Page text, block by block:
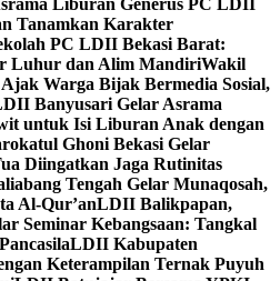
Liburan Generus PC LDII
Tanamkan Karakter
PC LDII Bekasi Barat:
Luhur dan Alim MandiriWakil
Warga Bijak Bermedia Sosial,
Banyusari Gelar Asrama
untuk Isi Liburan Anak dengan
Ghoni Bekasi Gelar
Diingatkan Jaga Rutinitas
Tengah Gelar Munaqosah,
Al-Qur’anLDII Balikpapan,
Seminar Kebangsaan: Tangkal
LDII Kabupaten
Keterampilan Ternak Puyuh